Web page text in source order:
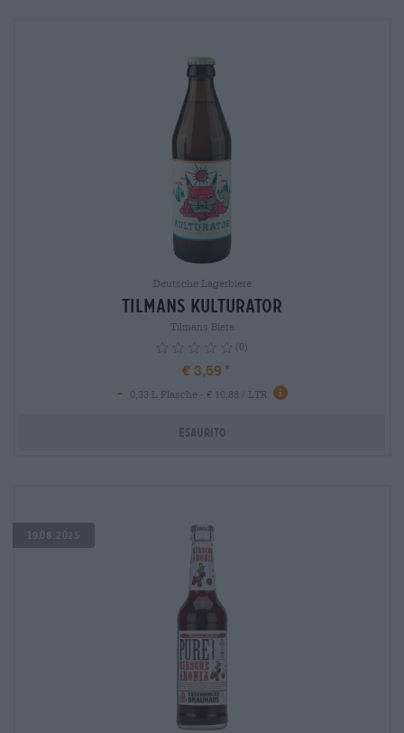
Deutsche Lagerbiere
Tilmans Kulturator
Tilmans Biere
(0)
€ 3,59
-
0,33 L Flasche - € 10,88 / LTR info
Esaurito
19.08.2025